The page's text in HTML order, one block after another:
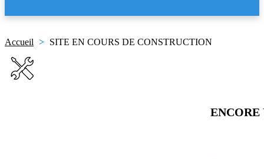
Accueil > SITE EN COURS DE CONSTRUCTION